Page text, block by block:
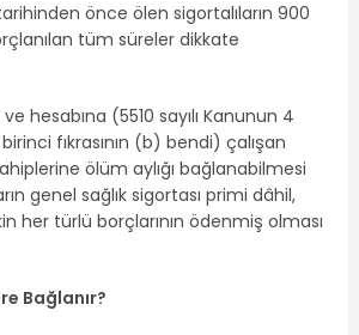
önce ölen sigortalıların 900
tüm süreler dikkate
hesabına (5510 sayılı Kanunun 4
fıkrasının (b) bendi) çalışan
ölüm aylığı bağlanabilmesi
genel sağlık sigortası primi dâhil,
her türlü borçlarının ödenmiş olması
Bağlanır?